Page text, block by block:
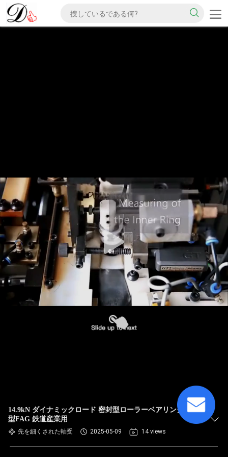
14.9kN ダイナミックロード 密封型ローラーベアリング 角
型FAG 鉄道産業用
先を細くされた軸受 2025-05-09 14 views